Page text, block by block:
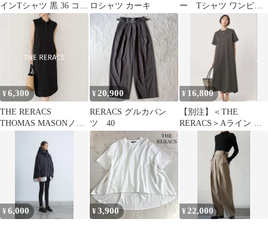
インTシャツ 黒 36 コッ
ロシャツ カーキ
ー Tシャツ ワンピー
¥6,300
THE RERACS
THOMAS MASONノー
¥20,900
RERACS グルカパン
ツ 40
¥ 16,800
【別注】＜THE
RERACS＞Aライン ワ
ンピース ブラック
¥6,000 ¥3,900 ¥ 22,000